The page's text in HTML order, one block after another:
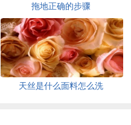
拖地正确的步骤
天丝是什么面料怎么洗